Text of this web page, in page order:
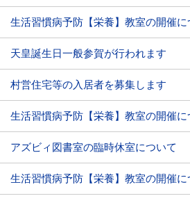
生活習慣病予防【栄養】教室の開催
天皇誕生日一般参賀が行われます
村営住宅等の入居者を募集します
生活習慣病予防【栄養】教室の開催に
アズビィ図書室の臨時休室について
生活習慣病予防【栄養】教室の開催